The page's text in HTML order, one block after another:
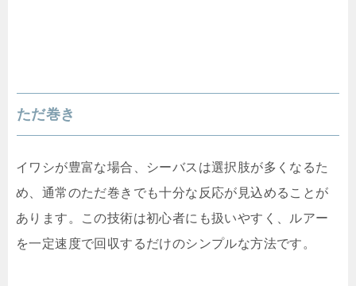
ただ巻き
イワシが豊富な場合、シーバスは選択肢が多くなるた
め、通常のただ巻きでも十分な反応が見込めることが
あります。この技術は初心者にも扱いやすく、ルアー
を一定速度で回収するだけのシンプルな方法です。